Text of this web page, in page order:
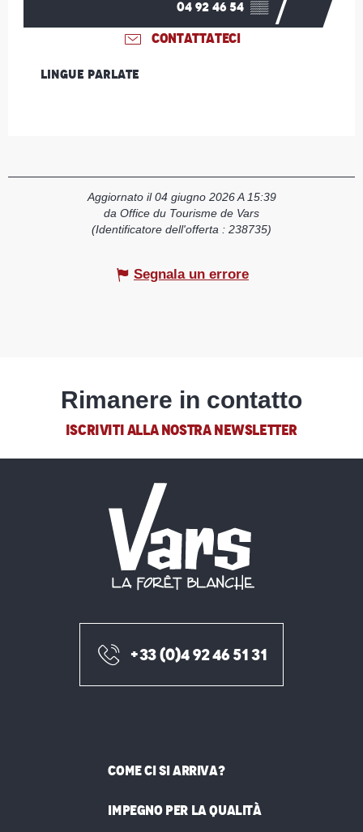
04 92 46 54 ▒▒
CONTATTATECI
Lingue parlate
Lingue parlate
Aggiornato il 04 giugno 2026 A 15:39
da Office du Tourisme de Vars
(Identificatore dell'offerta : 238735)
Segnala un errore
Rimanere in contatto
ISCRIVITI ALLA NOSTRA NEWSLETTER
+33 (0)4 92 46 51 31
COME CI SI ARRIVA?
IMPEGNO PER LA QUALITÀ